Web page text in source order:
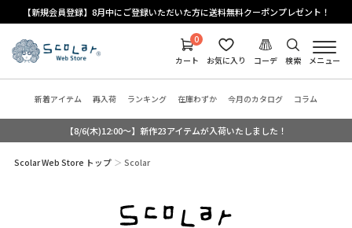
【新規会員登録】8月中にご登録いただいた方に送料無料クーポンプレゼント！
検索
コーデ
お気に入り
0
カート
メニュー
新着アイテム 再入荷 ランキング 在庫わずか 今月のカタログ コラム
【8/6(木)12:00～】新作23アイテムが入荷いたしました！
Scolar Web Store トップ Scolar